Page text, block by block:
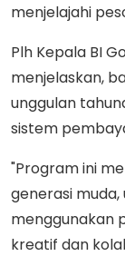
menjelajahi
Plh Kepala BI
menjelaskan,
unggulan
sistem
"Program ini
generasi
menggunakan
kreatif dan